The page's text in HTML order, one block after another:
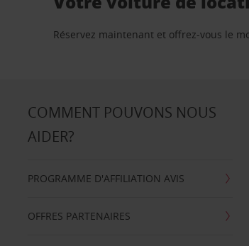
Réservez maintenant et offrez-vous le
COMMENT POUVONS NOUS
AIDER?
PROGRAMME D'AFFILIATION AVIS
OFFRES PARTENAIRES